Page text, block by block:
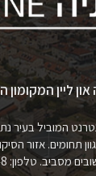
און ליין המקומון
המוביל
תחומים. אזור
מסביב. טלפון: 050-8491248